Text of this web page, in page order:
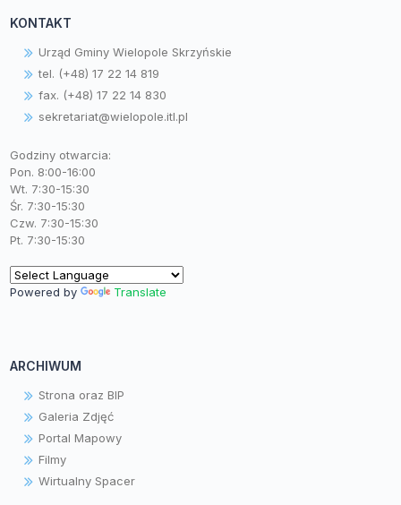
KONTAKT
Urząd Gminy Wielopole Skrzyńskie
tel. (+48) 17 22 14 819
fax. (+48) 17 22 14 830
sekretariat@wielopole.itl.pl
Godziny otwarcia:
Pon. 8:00-16:00
Wt. 7:30-15:30
Śr. 7:30-15:30
Czw. 7:30-15:30
Pt. 7:30-15:30
Powered by Translate
ARCHIWUM
Strona oraz BIP
Galeria Zdjęć
Portal Mapowy
Filmy
Wirtualny Spacer